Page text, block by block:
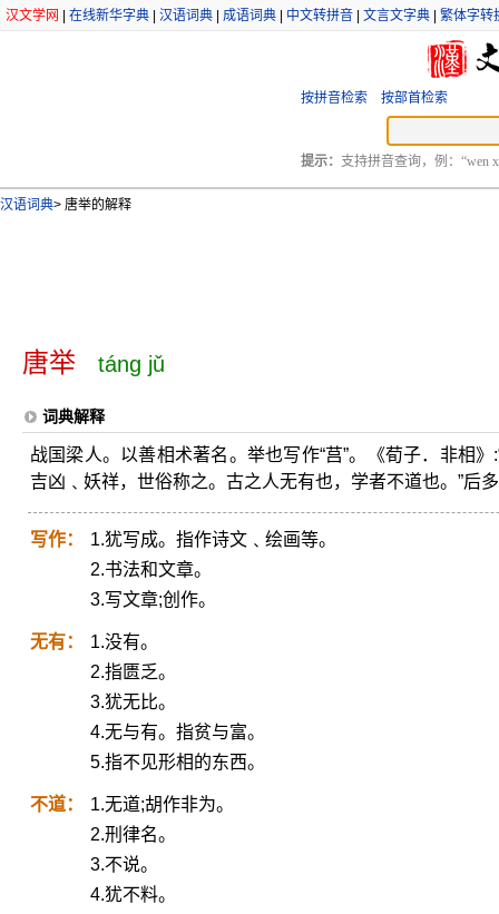
汉文学网 在线新华字典 汉语词典 成语词典 中文转拼音 文言文字典 繁体字转
按拼音检索 按部首检索
提示： 支持拼音查询，例：“wen
汉语词典> 唐举的解释
唐举 táng jǔ
词典解释
战国梁人。以善相术著名。举也写作“莒”。《荀子．非相
吉凶﹑妖祥，世俗称之。古之人无有也，学者不道也。”后
写作：
1.犹写成。指作诗文﹑绘画等。
2.书法和文章。
3.写文章;创作。
无有：
1.没有。
2.指匮乏。
3.犹无比。
4.无与有。指贫与富。
5.指不见形相的东西。
不道：
1.无道;胡作非为。
2.刑律名。
3.不说。
4.犹不料。